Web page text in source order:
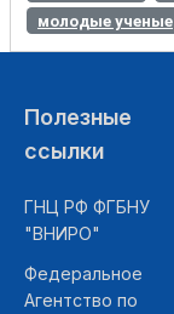
молодые ученые
Полезные
ссылки
ГНЦ РФ ФГБНУ
"ВНИРО"
Федеральное
Агентство по